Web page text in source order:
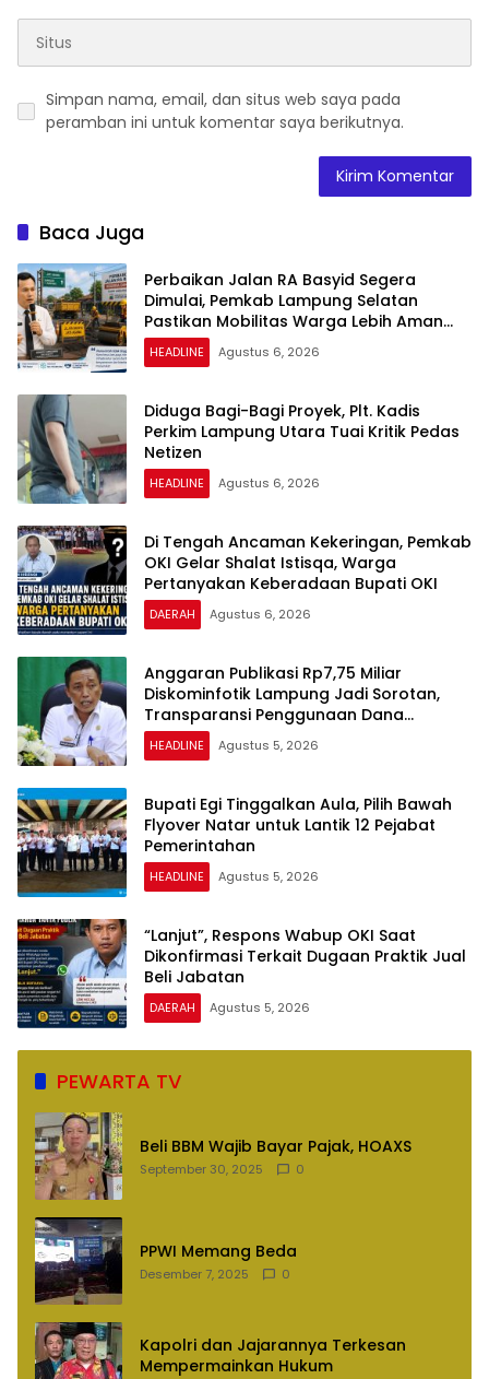
Simpan nama, email, dan situs web saya pada
peramban ini untuk komentar saya berikutnya.
Baca Juga
Perbaikan Jalan RA Basyid Segera
Dimulai, Pemkab Lampung Selatan
Pastikan Mobilitas Warga Lebih Aman
dan Nyaman
HEADLINE Agustus 6, 2026
Diduga Bagi-Bagi Proyek, Plt. Kadis
Perkim Lampung Utara Tuai Kritik Pedas
Netizen
HEADLINE Agustus 6, 2026
Di Tengah Ancaman Kekeringan, Pemkab
OKI Gelar Shalat Istisqa, Warga
Pertanyakan Keberadaan Bupati OKI
DAERAH Agustus 6, 2026
Anggaran Publikasi Rp7,75 Miliar
Diskominfotik Lampung Jadi Sorotan,
Transparansi Penggunaan Dana
Dipertanyakan
HEADLINE Agustus 5, 2026
Bupati Egi Tinggalkan Aula, Pilih Bawah
Flyover Natar untuk Lantik 12 Pejabat
Pemerintahan
HEADLINE Agustus 5, 2026
“Lanjut”, Respons Wabup OKI Saat
Dikonfirmasi Terkait Dugaan Praktik Jual
Beli Jabatan
DAERAH Agustus 5, 2026
PEWARTA TV
Beli BBM Wajib Bayar Pajak, HOAXS
September 30, 2025 0
PPWI Memang Beda
Desember 7, 2025 0
Kapolri dan Jajarannya Terkesan
Mempermainkan Hukum